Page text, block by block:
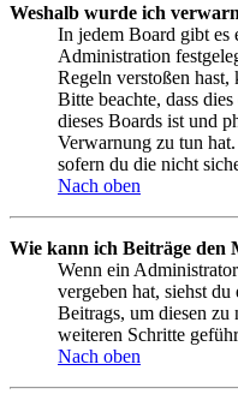
Weshalb wurde ich
In jedem Board gibt es
Administration
Regeln verstoßen
Bitte beachte, dass
dieses Boards ist und
Verwarnung zu tun
sofern du die nicht
Nach oben
Wie kann ich Beiträge den
Wenn ein
vergeben hat, siehst
Beitrags, um diesen
weiteren Schritte
Nach oben